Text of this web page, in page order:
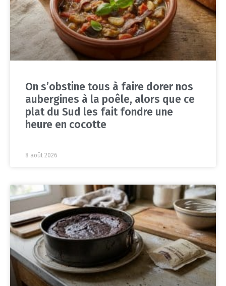
On s’obstine tous à faire dorer nos
aubergines à la poêle, alors que ce
plat du Sud les fait fondre une
heure en cocotte
8 août 2026